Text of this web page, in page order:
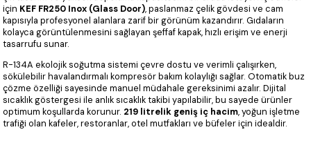
için KEF FR250 Inox (Glass Door), paslanmaz çelik gövdesi ve cam
kapısıyla profesyonel alanlara zarif bir görünüm kazandırır. Gıdaların
kolayca görüntülenmesini sağlayan şeffaf kapak, hızlı erişim ve enerji
tasarrufu sunar.
R-134A ekolojik soğutma sistemi çevre dostu ve verimli çalışırken,
sökülebilir havalandırmalı kompresör bakım kolaylığı sağlar. Otomatik buz
çözme özelliği sayesinde manuel müdahale gereksinimi azalır. Dijital
sıcaklık göstergesi ile anlık sıcaklık takibi yapılabilir, bu sayede ürünler
optimum koşullarda korunur. 219 litrelik geniş iç hacim, yoğun işletme
trafiği olan kafeler, restoranlar, otel mutfakları ve büfeler için idealdir.